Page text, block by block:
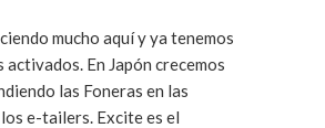
mucho aquí y ya tenemos
En Japón crecemos
las Foneras en las
e-tailers. Excite es el